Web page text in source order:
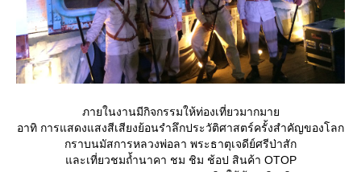
ภายในงานมีกิจกรรมให้ท่องเที่ยวมากมา
อาทิ การแสดงแสงสีเสียงย้อนรำลึกประวัติศาสตร์ครั้งสำคัญของโลก
กราบนมัสการหลวงพ่อลา พระธาตุเจดีย์ศรีป่าสัก
ละเที่ยวชมถ้ำนาคา ชม ชิม ช้อป สินค้า OTOP